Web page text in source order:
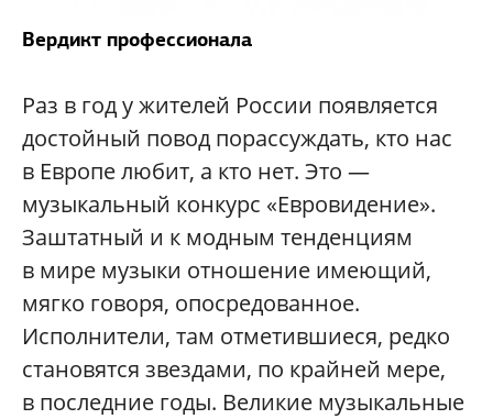
Вердикт профессионала
Раз в год у жителей России появляется
достойный повод порассуждать, кто нас
в Европе любит, а кто нет. Это —
музыкальный конкурс «Евровидение».
Заштатный и к модным тенденциям
в мире музыки отношение имеющий,
мягко говоря, опосредованное.
Исполнители, там отметившиеся, редко
становятся звездами, по крайней мере,
в последние годы. Великие музыкальные